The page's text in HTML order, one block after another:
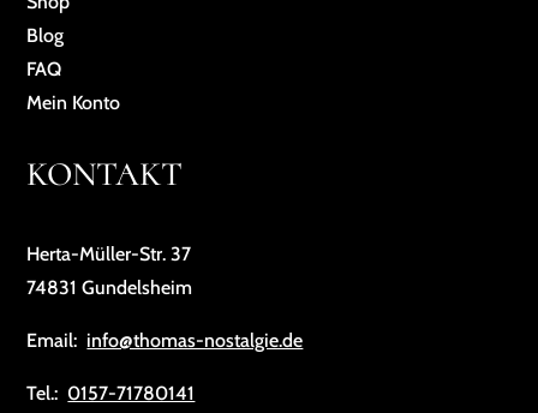
Blog
FAQ
Mein Konto
KONTAKT
Herta-Müller-Str. 37
74831 Gundelsheim
Email: info@thomas-nostalgie.de
Tel.: 0157-71780141